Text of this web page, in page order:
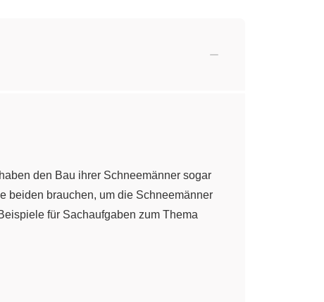
den Bau ihrer Schneemänner sogar
beiden brauchen, um die Schneemänner
für Sachaufgaben zum Thema